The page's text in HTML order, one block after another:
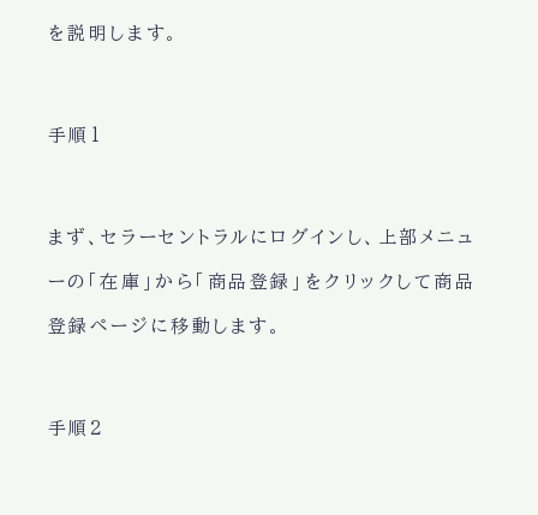
を説明します。
手順1
まず、セラーセントラルにログインし、上部メニュ
ーの「在庫」から「商品登録」をクリックして商品
登録ページに移動します。
手順2